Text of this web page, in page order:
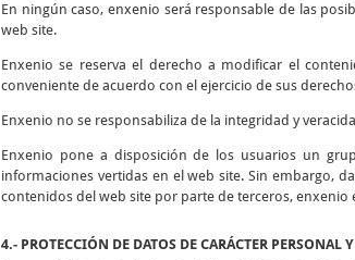
En ningún caso, enxenio será responsable de las
web site.
Enxenio se reserva el derecho a modificar el
conveniente de acuerdo con el ejercicio de sus
Enxenio no se responsabiliza de la integridad y
Enxenio pone a disposición de los usuarios un
informaciones vertidas en el web site. Sin embargo,
contenidos del web site por parte de terceros,
4.- PROTECCIÓN DE DATOS DE CARÁCTER PERSONAL